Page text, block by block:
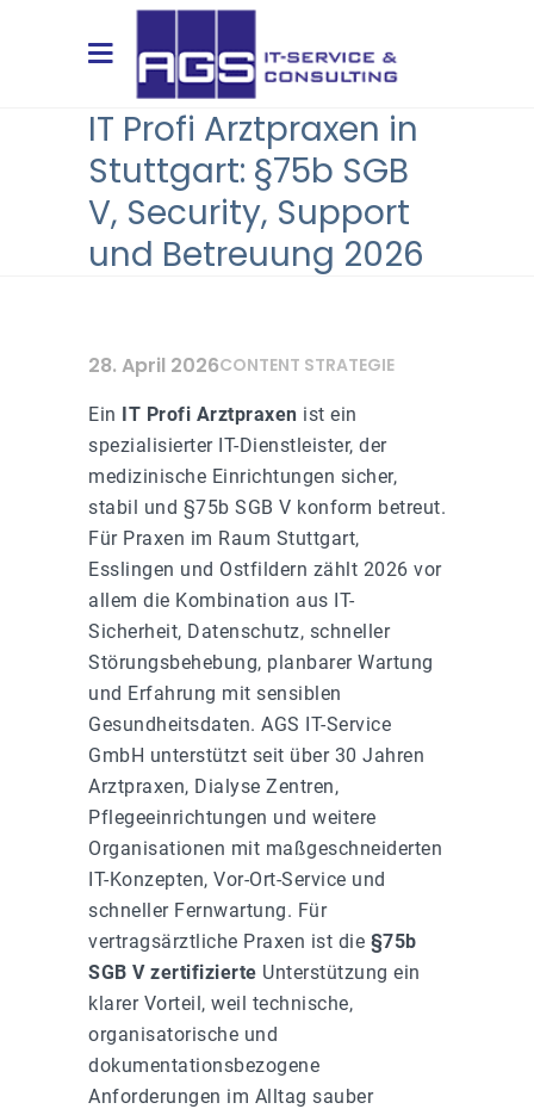
IT Profi Arztpraxen in
Stuttgart: §75b SGB
V, Security, Support
und Betreuung 2026
28. April 2026CONTENT STRATEGIE
Ein IT Profi Arztpraxen ist ein
spezialisierter IT-Dienstleister, der
medizinische Einrichtungen sicher,
stabil und §75b SGB V konform betreut.
Für Praxen im Raum Stuttgart,
Esslingen und Ostfildern zählt 2026 vor
allem die Kombination aus IT-
Sicherheit, Datenschutz, schneller
Störungsbehebung, planbarer Wartung
und Erfahrung mit sensiblen
Gesundheitsdaten. AGS IT-Service
GmbH unterstützt seit über 30 Jahren
Arztpraxen, Dialyse Zentren,
Pflegeeinrichtungen und weitere
Organisationen mit maßgeschneiderten
IT-Konzepten, Vor-Ort-Service und
schneller Fernwartung. Für
vertragsärztliche Praxen ist die §75b
SGB V zertifizierte Unterstützung ein
klarer Vorteil, weil technische,
organisatorische und
dokumentationsbezogene
Anforderungen im Alltag sauber